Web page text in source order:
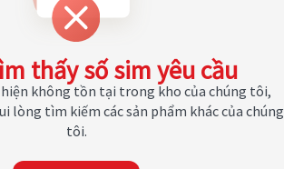
thấy số sim yêu cầu
hiện không tồn tại trong kho của chúng tôi,
lòng tìm kiếm các sản phẩm khác của chúng
tôi.